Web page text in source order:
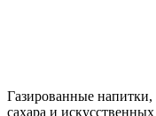
Газированные напитки,
сахара и